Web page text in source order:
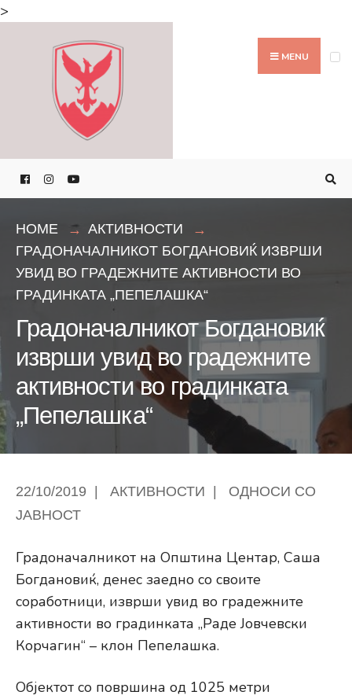
>
MENU
HOME
АКТИВНОСТИ
ГРАДОНАЧАЛНИКОТ БОГДАНОВИЌ ИЗВРШИ
УВИД ВО ГРАДЕЖНИТЕ АКТИВНОСТИ ВО
ГРАДИНКАТА „ПЕПЕЛАШКА“
Градоначалникот Богдановиќ
изврши увид во градежните
активности во градинката
„Пепелашка“
22/10/2019 АКТИВНОСТИ
ОДНОСИ СО
ЈАВНОСТ
Градоначалникот на Општина Центар, Саша
Богдановиќ, денес заедно со своите
соработници, изврши увид во градежните
активности во градинката „Раде Јовчевски
Корчагин“ – клон Пепелашка.
Објектот со површина од 1025 метри